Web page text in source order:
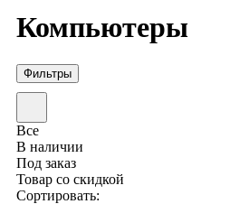
Компьютеры
Фильтры
Все
В наличии
Под заказ
Товар со скидкой
Сортировать: